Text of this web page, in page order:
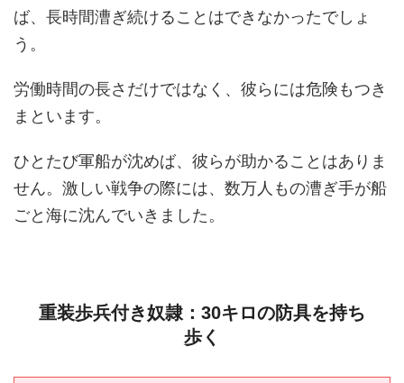
ば、長時間漕ぎ続けることはできなかったでしょ
う。
労働時間の長さだけではなく、彼らには危険もつき
まといます。
ひとたび軍船が沈めば、彼らが助かることはありま
せん。激しい戦争の際には、数万人もの漕ぎ手が船
ごと海に沈んでいきました。
重装歩兵付き奴隷：30キロの防具を持ち
歩く